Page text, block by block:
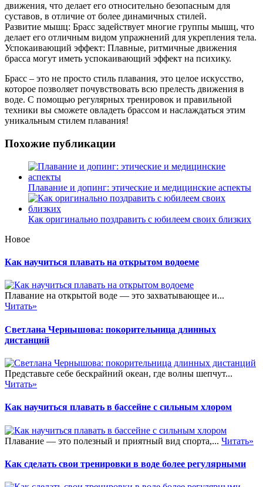
движения, что делает его относительно безопасным для
суставов, в отличие от более динамичных стилей.
Развитие мышц: Брасс задействует многие группы мышц, что
делает его отличным видом упражнений для укрепления тела.
Успокаивающий эффект: Плавные, ритмичные движения
брасса могут иметь успокаивающий эффект на психику.
Брасс – это не просто стиль плавания, это целое искусство,
которое позволяет почувствовать всю прелесть движения в
воде. С помощью регулярных тренировок и правильной
техники вы сможете овладеть брассом и наслаждаться этим
уникальным стилем плавания!
Похожие публикации
Плавание и допинг: этические и медицинские аспекты
Как оригинально поздравить с юбилеем своих близких
Новое
Как научиться плавать на открытом водоеме
Плавание на открытой воде — это захватывающее и...
Читать»
Светлана Чернышова: покорительница длинных
дистанций
Представьте себе бескрайний океан, где волны шепчут...
Читать»
Как научиться плавать в бассейне с сильным хлором
Плавание — это полезный и приятный вид спорта,... Читать»
Как сделать свои тренировки в воде более регулярными